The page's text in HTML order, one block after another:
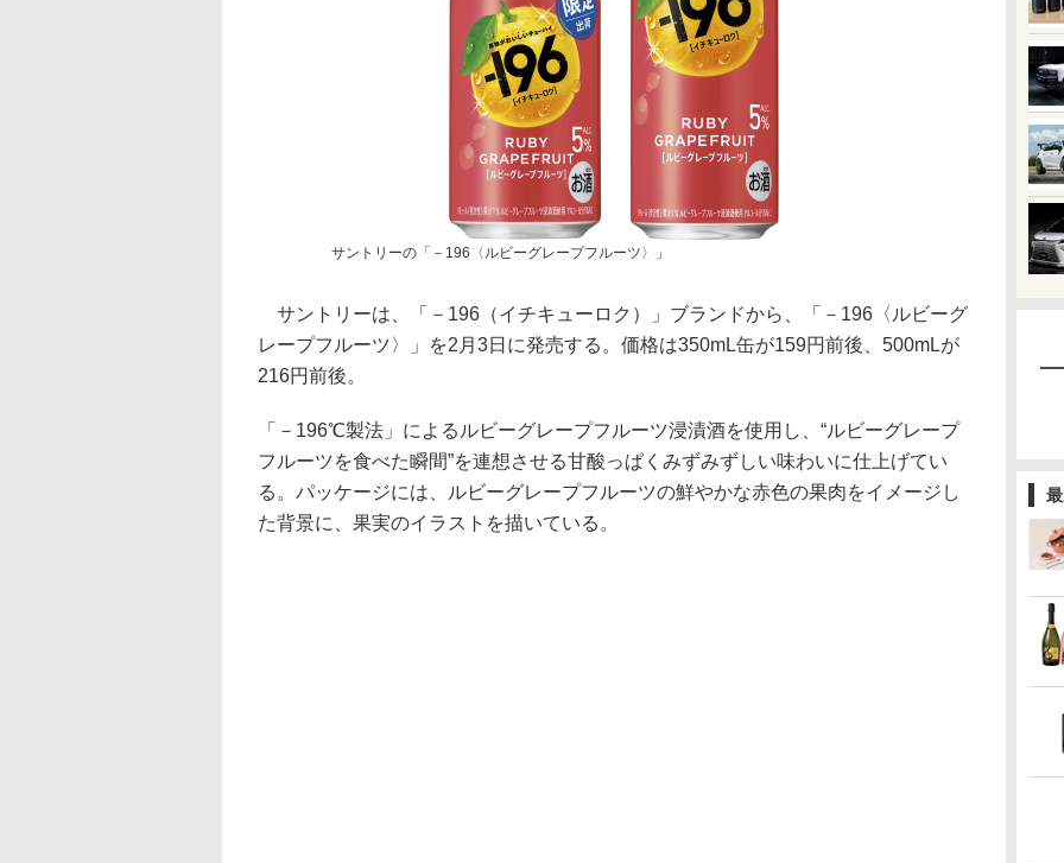
サントリーの「－196〈ルビーグレープフルーツ〉」
サントリーは、「－196（イチキューロク）」ブランドから、「－196〈ルビーグ
レープフルーツ〉」を2月3日に発売する。価格は350mL缶が159円前後、500mLが
216円前後。
「－196℃製法」によるルビーグレープフルーツ浸漬酒を使用し、“ルビーグレープ
フルーツを食べた瞬間”を連想させる甘酸っぱくみずみずしい味わいに仕上げてい
る。パッケージには、ルビーグレープフルーツの鮮やかな赤色の果肉をイメージし
た背景に、果実のイラストを描いている。